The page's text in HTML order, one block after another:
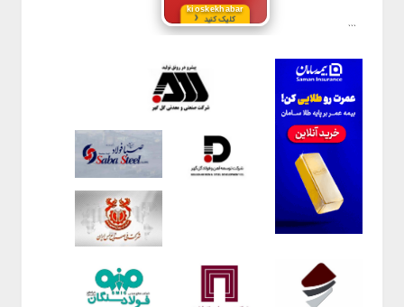
کلیک کنید ‹
kioskekhabar
```